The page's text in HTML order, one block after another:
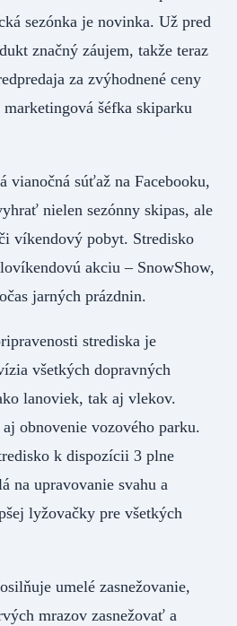
sezónka je novinka. Už pred
značný záujem, takže teraz
za zvýhodnené ceny
marketingová šéfka skiparku
vianočná súťaž na Facebooku,
nielen sezónny skipas, ale
víkendový pobyt. Stredisko
akciu – SnowShow,
jarných prázdnin.
strediska je
všetkých dopravných
lanoviek, tak aj vlekov.
obnovenie vozového parku.
k dispozícii 3 plne
na upravovanie svahu a
lyžovačky pre všetkých
umelé zasnežovanie,
mrazov zasnežovať a